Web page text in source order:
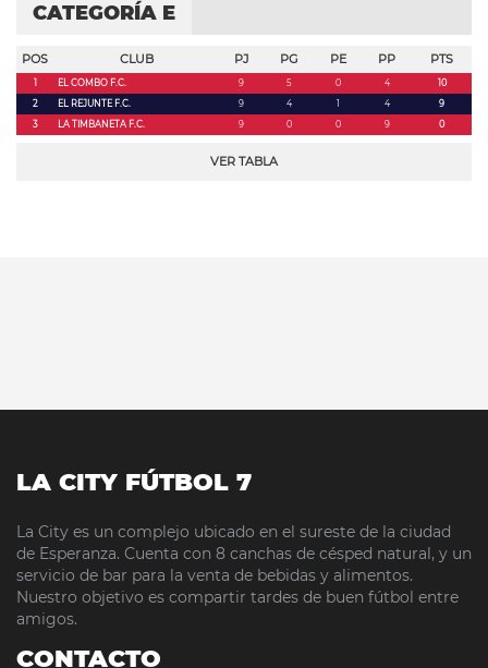
CATEGORÍA E
POS CLUB PJ PG PE PP PTS
1 EL COMBO F.C. 9 5 0 4
10
2
EL REJUNTE F.C. 9 4 1 4
9
3
LA TIMBANETA F.C. 9 0 0 9 0
VER TABLA
LA CITY FÚTBOL 7
La City es un complejo ubicado en el sureste de la ciudad
de Esperanza. Cuenta con 8 canchas de césped natural, y un
servicio de bar para la venta de bebidas y alimentos.
Nuestro objetivo es compartir tardes de buen fútbol entre
amigos.
CONTACTO